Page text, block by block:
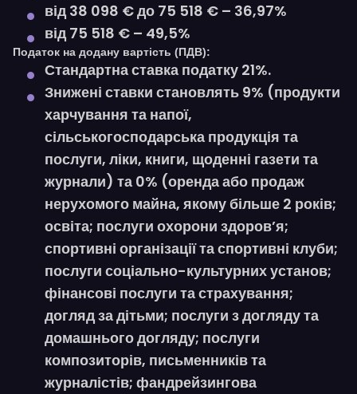
від 38 098 € до 75 518 € – 36,97%
від 75 518 € – 49,5%
Податок на додану вартість (ПДВ):
Стандартна ставка податку 21%.
Знижені ставки становлять 9% (продукти
харчування та напої,
сільськогосподарська продукція та
послуги, ліки, книги, щоденні газети та
журнали) та 0% (оренда або продаж
нерухомого майна, якому більше 2 років;
освіта; послуги охорони здоров’я;
спортивні організації та спортивні клуби;
послуги соціально-культурних установ;
фінансові послуги та страхування;
догляд за дітьми; послуги з догляду та
домашнього догляду; послуги
композиторів, письменників та
журналістів; фандрейзингова